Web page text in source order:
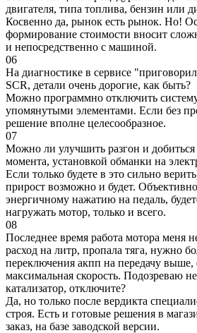
двигателя, типа топлива, бензин или
Косвенно да, рынок есть рынок. Но!
формирование стоимости вносит
и непосредственно с машиной.
06
На диагностике в сервисе
SCR, детали очень дорогие, как быть?
Можно программно отключить
упомянутыми элементами. Если без
решение вполне целесообразное.
07
Можно ли улучшить разгон и
момента, установкой обманки на
Если только будете в это сильно
прирост возможно и будет.
энергичному нажатию на педаль,
нагружать мотор, только и всего.
08
Последнее время работа мотора меня
расход на литр, пропала тяга, нужно
переключения акпп на передачу выше,
максимальная скорость. Подозреваю
катализатор, отключите?
Да, но только после вердикта
строя. Есть и готовые решения в
заказ, на базе заводской версии.